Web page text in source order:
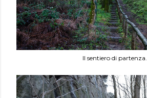
Il sentiero di partenza.